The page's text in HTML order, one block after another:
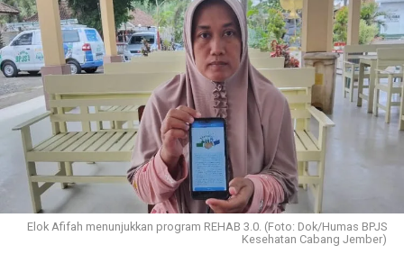
Elok Afifah menunjukkan program REHAB 3.0. (Foto: Dok/Humas BPJS
Kesehatan Cabang Jember)